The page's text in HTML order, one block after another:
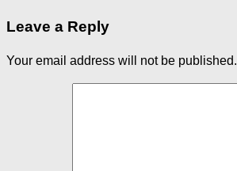
Leave a Reply
Your email address will not be published.